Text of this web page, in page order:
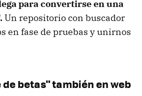
para convertirse en una
Un repositorio con buscador
en fase de pruebas y unirnos
de betas" también en web